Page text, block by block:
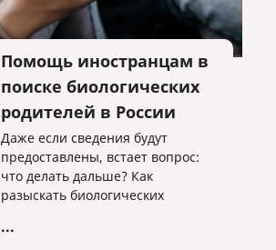
Помощь иностранцам в
поиске биологических
родителей в России
Даже если сведения будут
предоставлены, встает вопрос:
что делать дальше? Как
разыскать биологических
номер телефона, собрать хоть
...